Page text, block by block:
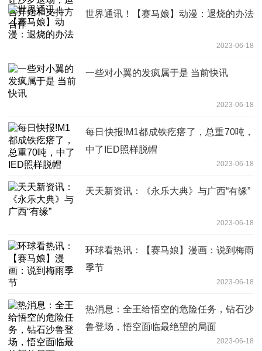
世界通讯！【赛马娘】动漫：退烧的办法
2023-06-18
一些对小翼的发疯属于是 当前快讯
2023-06-18
每日快报!M1都成铁疙瘩了，总重70吨，
中了IED照样脱帽
2023-06-18
天天新资讯：《永乐大典》与广西“有缘”
2023-06-18
环球看热讯：【赛马娘】漫画：说到梅雨
季节
2023-06-18
热消息：全王给悟空的危险任务，钻石沙
鲁登场，悟空面临最绝望的局面
2023-06-18